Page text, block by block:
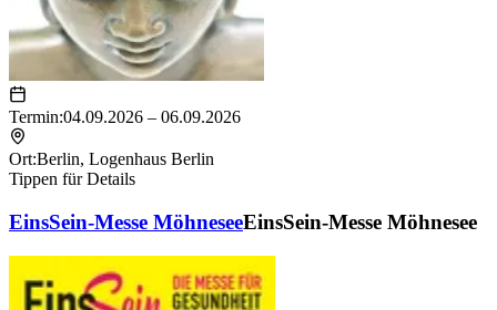
Termin:04.09.2026 – 06.09.2026
Ort:Berlin, Logenhaus Berlin
Tippen für Details
EinsSein-Messe MöhneseeEinsSein-Messe Möhnesee